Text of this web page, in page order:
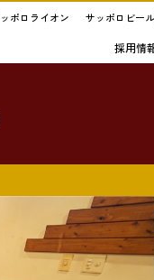
ポロライオン サッポロビー
採用情